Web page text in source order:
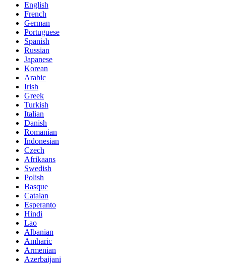
English
French
German
Portuguese
Spanish
Russian
Japanese
Korean
Arabic
Irish
Greek
Turkish
Italian
Danish
Romanian
Indonesian
Czech
Afrikaans
Swedish
Polish
Basque
Catalan
Esperanto
Hindi
Lao
Albanian
Amharic
Armenian
Azerbaijani